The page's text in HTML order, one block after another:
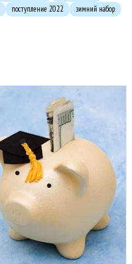
поступление 2022
зимний набор